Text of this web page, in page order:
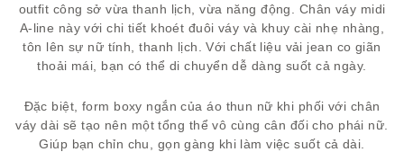
outfit công sở vừa thanh lịch, vừa năng động. Chân váy midi
A-line này với chi tiết khoét đuôi váy và khuy cài nhẹ nhàng,
tôn lên sự nữ tính, thanh lịch. Với chất liệu vải jean co giãn
thoải mái, bạn có thể di chuyển dễ dàng suốt cả ngày.
Đặc biệt, form boxy ngắn của áo thun nữ khi phối với chân
váy dài sẽ tạo nên một tổng thể vô cùng cân đối cho phái nữ.
Giúp bạn chỉn chu, gọn gàng khi làm việc suốt cả dài.